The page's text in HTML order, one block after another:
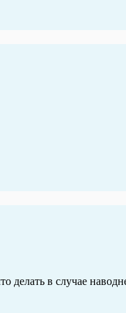
делать в случае